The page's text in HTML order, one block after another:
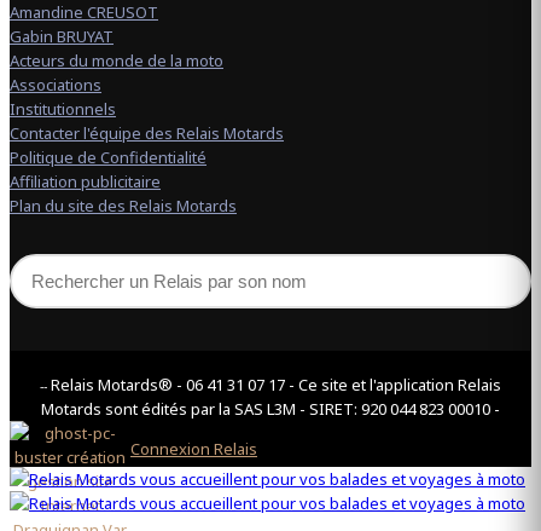
Amandine CREUSOT
Gabin BRUYAT
Acteurs du monde de la moto
Associations
Institutionnels
Contacter l'équipe des Relais Motards
Politique de Confidentialité
Affiliation publicitaire
Plan du site des Relais Motards
-- Relais Motards® - 06 41 31 07 17 - Ce site et l'application Relais
Motards sont édités par la SAS L3M - SIRET: 920 044 823 00010 -
Connexion Relais